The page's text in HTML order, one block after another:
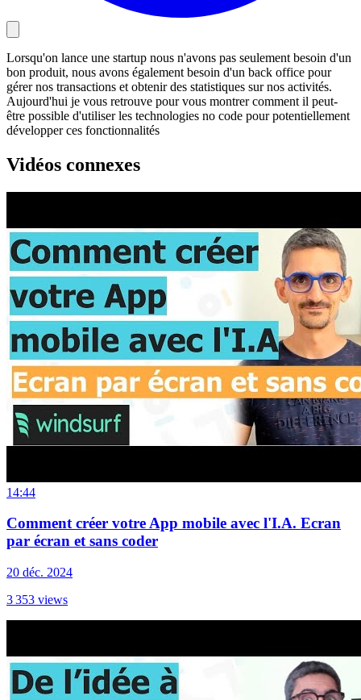
Lorsqu'on lance une startup nous n'avons pas seulement besoin d'un
bon produit, nous avons également besoin d'un back office pour
gérer nos transactions et obtenir des statistiques sur nos activités.
Aujourd'hui je vous retrouve pour vous montrer comment il peut-
être possible d'utiliser les technologies no code pour potentiellement
développer ces fonctionnalités
Vidéos connexes
14:44
Comment créer votre App mobile avec l'I.A. Ecran
par écran et sans coder
20 déc. 2024
3 353 views